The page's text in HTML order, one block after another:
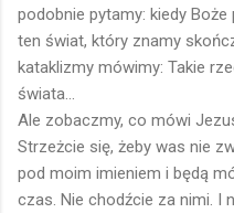
podobnie pytamy: kiedy
ten świat, który znamy
kataklizmy mówimy: Takie
świata...
Ale zobaczmy, co mówi
Strzeżcie się, żeby was nie
pod moim imieniem i będą
czas. Nie chodźcie za nimi. I